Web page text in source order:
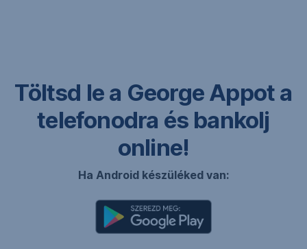
Töltsd le a George Appot a
telefonodra és bankolj
online!
Ha Android készüléked van: